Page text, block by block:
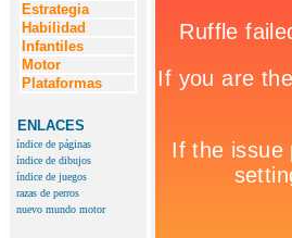
Estrategia
Habilidad
Infantiles
Motor
Plataformas
ENLACES
índice de páginas
índice de dibujos
índice de juegos
razas de perros
nuevo mundo motor